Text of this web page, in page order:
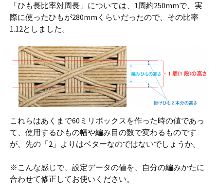
「ひも長比率対周長」については、1周約250mmで、実
際に使ったひもが280mmくらいだったので、その比率
1.12としました。
これらはあくまで60ミリボックスを作った時の値であっ
て、使用するひもの幅や編み目の数で変わるものです
が、先の「2」よりはベターなのではないでしょうか。
※こんな感じで、設定データの値を、自分の編みかたに
合わせて修正してお使いください。